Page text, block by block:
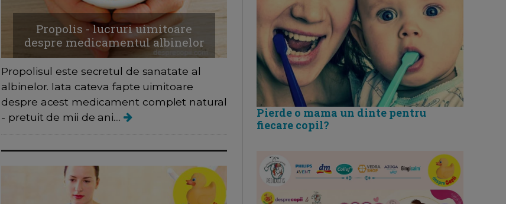
Propolis - lucruri uimitoare
despre medicamentul albinelor
Propolisul este secretul de sanatate al
albinelor. Iata cateva fapte uimitoare
despre acest medicament complet natural
- pretuit de mii de ani....
Pierde o mama un dinte pentru
fiecare copil?